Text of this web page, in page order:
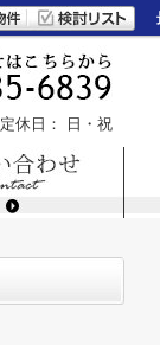
定休日： 日・祝